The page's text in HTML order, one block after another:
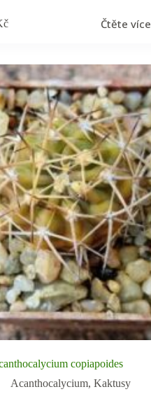
Čtěte více
copiapoides
Acanthocalycium,Kaktusy